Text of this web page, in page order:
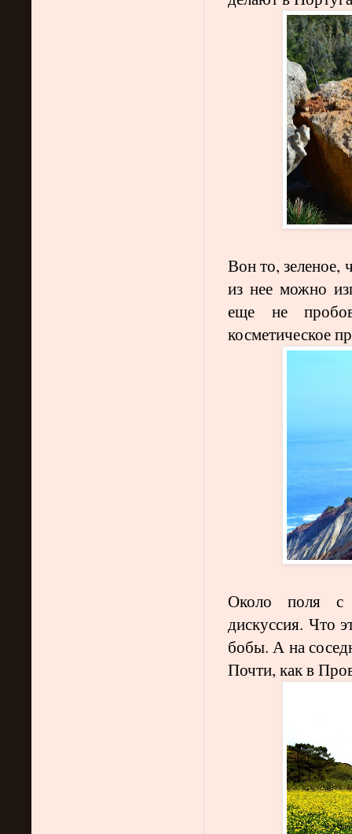
Вон то, зеленое,
из нее можно
еще не
косметическое
Около поля с
дискуссия. Что
бобы. А на
Почти, как в